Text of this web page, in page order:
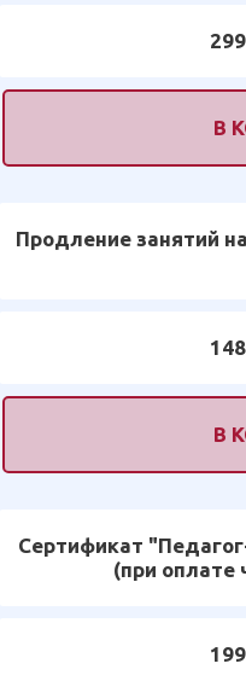
В
Продление занятий
В
Сертификат
(при оплате